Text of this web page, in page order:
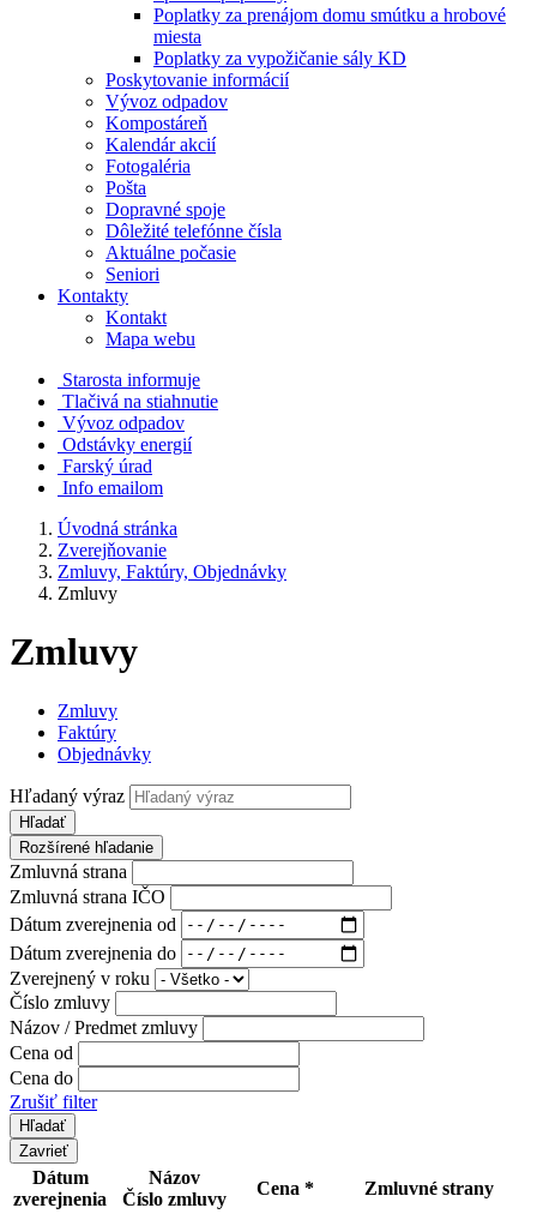
Poplatky za prenájom domu smútku a hrobové
miesta
Poplatky za vypožičanie sály KD
Poskytovanie informácií
Vývoz odpadov
Kompostáreň
Kalendár akcií
Fotogaléria
Pošta
Dopravné spoje
Dôležité telefónne čísla
Aktuálne počasie
Seniori
Kontakty
Kontakt
Mapa webu
Starosta informuje
Tlačivá na stiahnutie
Vývoz odpadov
Odstávky energií
Farský úrad
Info emailom
Úvodná stránka
Zverejňovanie
Zmluvy, Faktúry, Objednávky
Zmluvy
Zmluvy
Zmluvy
Faktúry
Objednávky
Hľadaný výraz
Hľadať
Rozšírené hľadanie
Zmluvná strana
Zmluvná strana IČO
Dátum zverejnenia od
Dátum zverejnenia do
Zverejnený v roku
Číslo zmluvy
Názov / Predmet zmluvy
Cena od
Cena do
Zrušiť filter
Zavrieť
Dátum
zverejnenia
Názov
Číslo zmluvy
Cena * Zmluvné strany